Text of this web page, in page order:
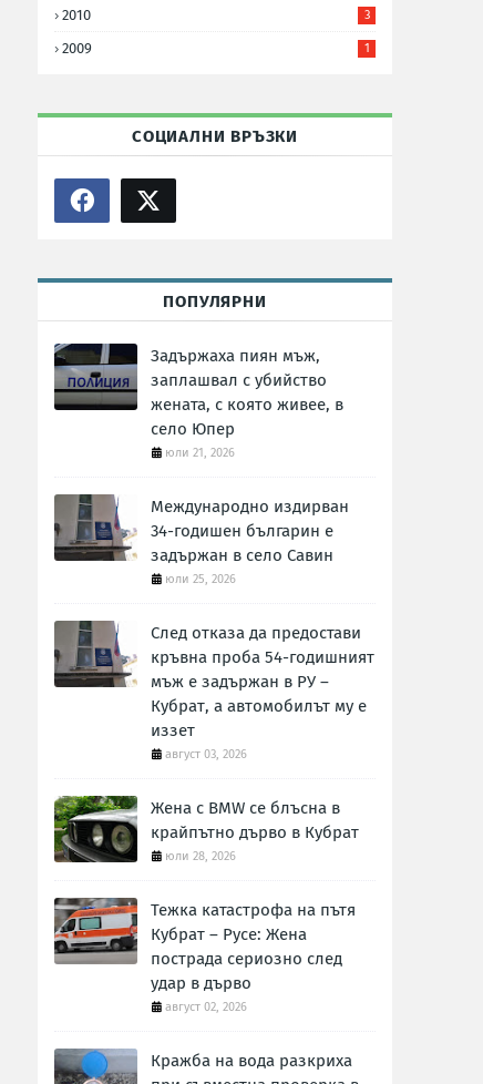
2010 3
2009 1
СОЦИАЛНИ ВРЪЗКИ
ПОПУЛЯРНИ
Задържаха пиян мъж,
заплашвал с убийство
жената, с която живее, в
село Юпер
юли 21, 2026
Международно издирван
34-годишен българин е
задържан в село Савин
юли 25, 2026
След отказа да предостави
кръвна проба 54-годишният
мъж е задържан в РУ –
Кубрат, а автомобилът му е
иззет
август 03, 2026
Жена с BMW се блъсна в
крайпътно дърво в Кубрат
юли 28, 2026
Тежка катастрофа на пътя
Кубрат – Русе: Жена
пострада сериозно след
удар в дърво
август 02, 2026
Кражба на вода разкриха